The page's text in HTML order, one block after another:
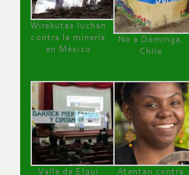
Wirakutas luchan
contra la minería
en México
No a Dominga,
Chile
Valle de Elqui
Atentan contra